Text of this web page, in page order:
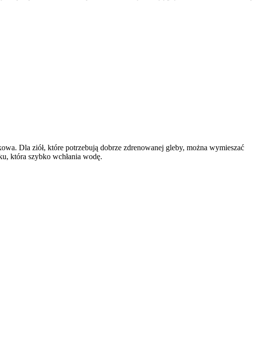
Dla ziół, które potrzebują dobrze zdrenowanej gleby, można wymieszać
która szybko wchłania wodę.